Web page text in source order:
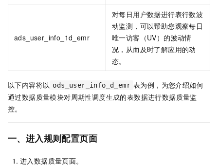
ads_user_info_1d_emr
对每日用户数据进行表行数波
动监测，可以帮助您观察每日
唯一访客（UV）的波动情
况，从而及时了解应用的动
态。
以下内容将以 ods_user_info_d_emr 表为例，为您介绍如何
通过数据质量模块对周期性调度生成的表数据进行数据质量监
控。
一、进入规则配置页面
进入数据质量页面。